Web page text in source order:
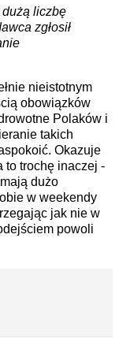
liczbę
zgłosił
nieistotnym
obowiązków
Polaków i
takich
Okazuje
to trochę inaczej -
dużo
w weekendy
jak nie w
powoli